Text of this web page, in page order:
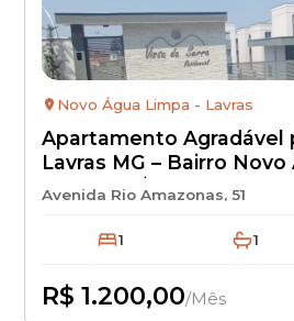
Novo Água Limpa - Lavras
Apartamento Agradável
Lavras MG – Bairro
Aluguel R$ 1.200 + IPTU
com Excelente
Avenida Rio Amazonas, 51
1 1
R$ 1.200,00/Mês